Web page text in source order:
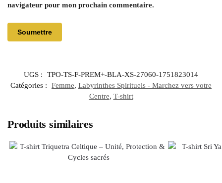
navigateur pour mon prochain commentaire.
UGS :
TPO-TS-F-PREM+-BLA-XS-27060-1751823014
Catégories :
Femme, Labyrinthes Spirituels - Marchez vers votre
Centre, T-shirt
Produits similaires